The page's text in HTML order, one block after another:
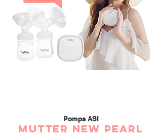
Pompa ASI
MUTTER New Pearl